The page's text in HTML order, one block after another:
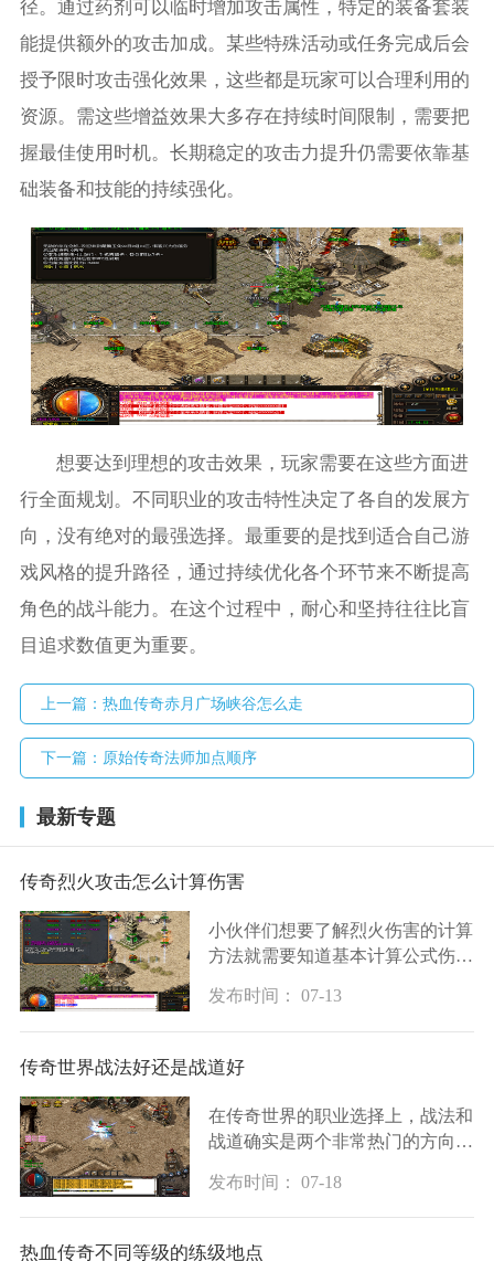
径。通过药剂可以临时增加攻击属性，特定的装备套装
能提供额外的攻击加成。某些特殊活动或任务完成后会
授予限时攻击强化效果，这些都是玩家可以合理利用的
资源。需这些增益效果大多存在持续时间限制，需要把
握最佳使用时机。长期稳定的攻击力提升仍需要依靠基
础装备和技能的持续强化。
想要达到理想的攻击效果，玩家需要在这些方面进
行全面规划。不同职业的攻击特性决定了各自的发展方
向，没有绝对的最强选择。最重要的是找到适合自己游
戏风格的提升路径，通过持续优化各个环节来不断提高
角色的战斗能力。在这个过程中，耐心和坚持往往比盲
目追求数值更为重要。
上一篇： 热血传奇赤月广场峡谷怎么走
下一篇： 原始传奇法师加点顺序
最新专题
传奇烈火攻击怎么计算伤害
小伙伴们想要了解烈火伤害的计算
方法就需要知道基本计算公式伤害
击伤害倍率然后减去目标的防御力
这个公式是理解烈火伤害的基础攻
击力指的是你
发布时间： 07-13
传奇世界战法好还是战道好
在传奇世界的职业选择上，战法和
战道确实是两个非常热门的方向。
卓越的团队保护能力而闻名，在团
队中能吸引怪物的仇恨，保护队友
免受伤害，还
发布时间： 07-18
热血传奇不同等级的练级地点